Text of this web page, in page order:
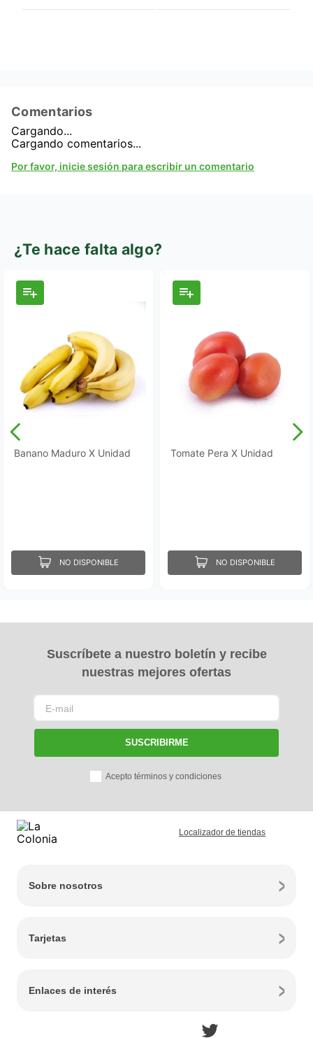
Comentarios
Cargando...
Por favor, inicie sesión para escribir un comentario
Cargando comentarios...
¿Te hace falta algo?
Banano Maduro X Unidad
NO DISPONIBLE
Tomate Pera X Unidad
NO DISPONIBLE
Suscríbete a nuestro boletín y recibe
nuestras mejores ofertas
SUSCRIBIRME
Acepto términos y condiciones
Localizador de tiendas
Sobre nosotros
Tarjetas
Enlaces de interés